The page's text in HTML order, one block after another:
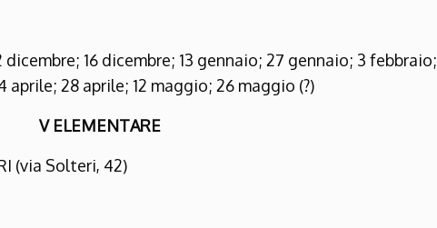
dicembre; 16 dicembre; 13 gennaio; 27 gennaio; 3 febbraio;
aprile; 28 aprile; 12 maggio; 26 maggio (?)
V ELEMENTARE
(via Solteri, 42)